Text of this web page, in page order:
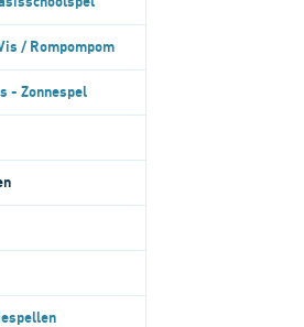
/ Rompompom
- Zonnespel